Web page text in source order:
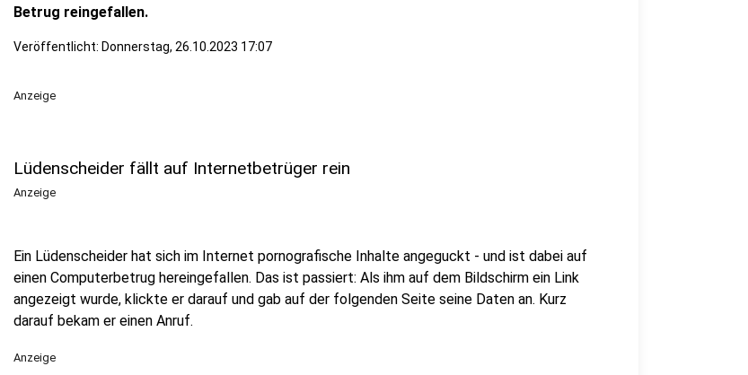
Betrug reingefallen.
Veröffentlicht: Donnerstag, 26.10.2023 17:07
Anzeige
Lüdenscheider fällt auf Internetbetrüger rein
Anzeige
Ein Lüdenscheider hat sich im Internet pornografische Inhalte angeguckt - und ist dabei auf
einen Computerbetrug hereingefallen. Das ist passiert: Als ihm auf dem Bildschirm ein Link
angezeigt wurde, klickte er darauf und gab auf der folgenden Seite seine Daten an. Kurz
darauf bekam er einen Anruf.
Anzeige